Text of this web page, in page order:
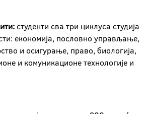
студенти cва три циклуса студија
економија, пословно управљање,
и осигурање, право, биологија,
и комуникационе технологије и